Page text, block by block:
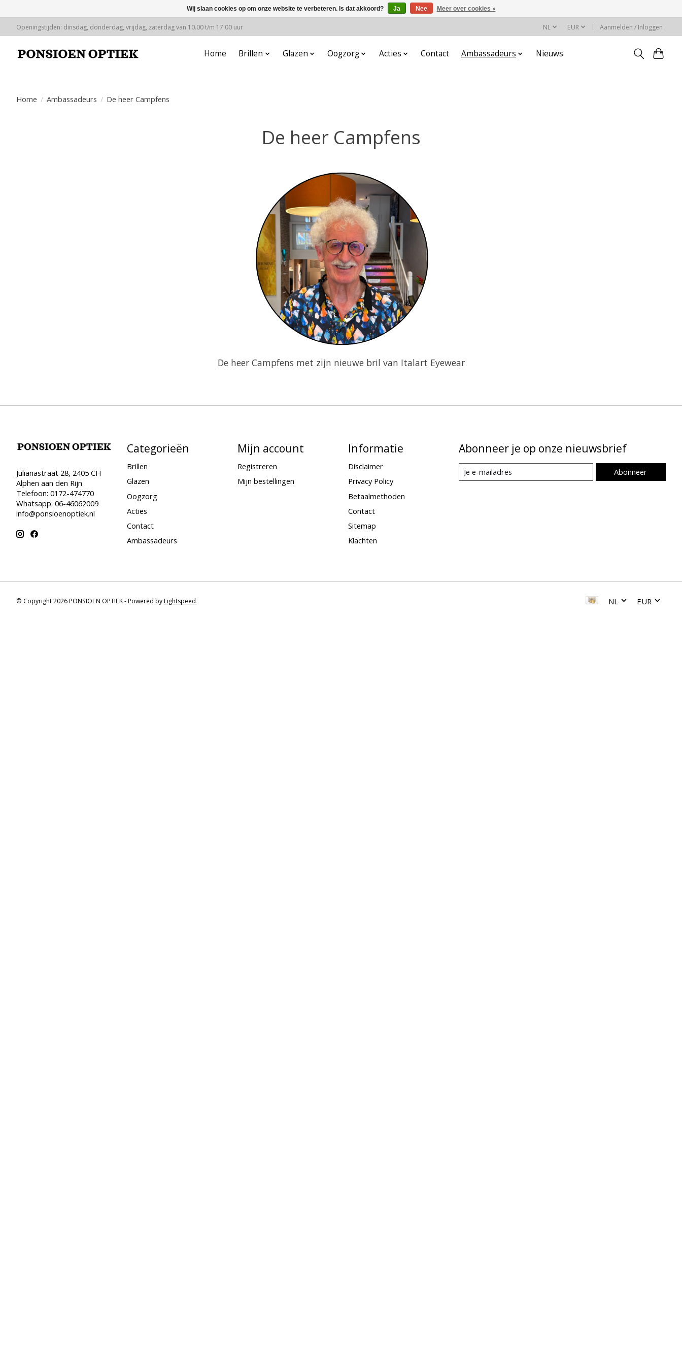
Openingstijden: dinsdag, donderdag, vrijdag, zaterdag van 10.00 t/m 17.00 uur NL EUR Aanmelden / Inloggen
Home Brillen Glazen Oogzorg Acties Contact Ambassadeurs Nieuws
Home / Ambassadeurs / De heer Campfens
De heer Campfens
De heer Campfens met zijn nieuwe bril van Italart Eyewear
Julianastraat 28, 2405 CH
Alphen aan den Rijn
Telefoon: 0172-474770
Whatsapp: 06-46062009
info@ponsioenoptiek.nl
Categorieën
Brillen
Glazen
Oogzorg
Acties
Contact
Ambassadeurs
Mijn account
Registreren
Mijn bestellingen
Informatie
Disclaimer
Privacy Policy
Betaalmethoden
Contact
Sitemap
Klachten
Abonneer je op onze nieuwsbrief
Abonneer
© Copyright 2026 PONSIOEN OPTIEK - Powered byLightspeed NL EUR
Wij slaan cookies op om onze website te verbeteren. Is dat akkoord? Ja Nee Meer over cookies »